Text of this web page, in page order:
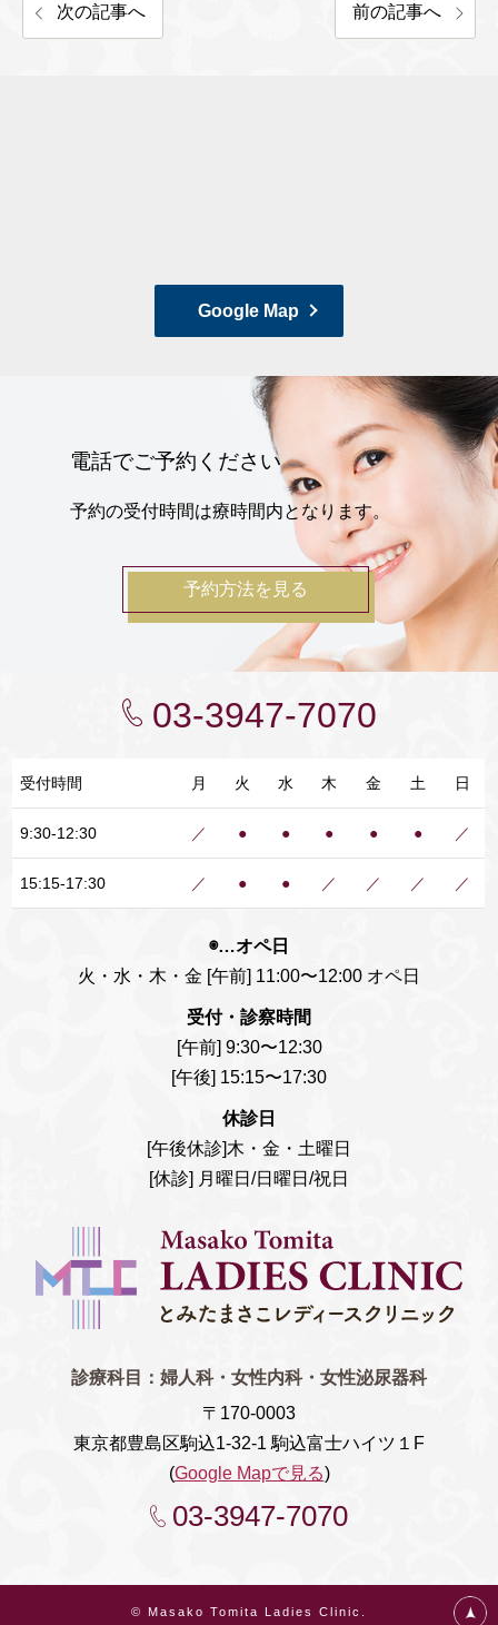
次の記事へ 前の記事へ
Google Map
電話でご予約ください
予約の受付時間は療時間内となります。
予約方法を見る
03-3947-7070
受付時間 月 火 水 木 金 土 日
9:30-12:30 ／ ● ● ● ● ● ／
15:15-17:30 ／ ● ● ／ ／ ／ ／
◉…オペ日
火・水・木・金 [午前] 11:00〜12:00 オペ日
受付・診察時間
[午前] 9:30〜12:30
[午後] 15:15〜17:30
休診日
[午後休診]木・金・土曜日
[休診] 月曜日/日曜日/祝日
診療科目： 婦人科・女性内科・女性泌尿器科
〒170-0003
東京都豊島区駒込1-32-1 駒込富士ハイツ１F
(Google Mapで見る)
03-3947-7070
© Masako Tomita Ladies Clinic.